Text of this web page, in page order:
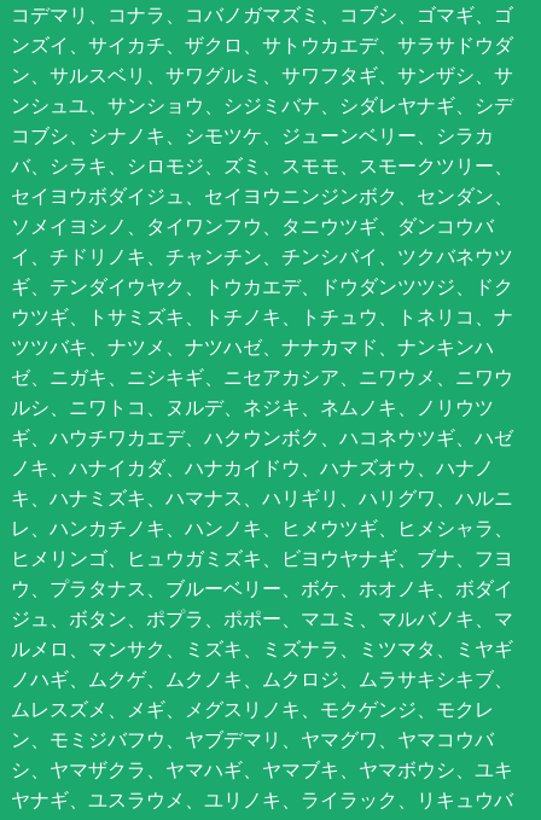
コデマリ、コナラ、コバノガマズミ、コブシ、ゴマギ、ゴ
ンズイ、サイカチ、ザクロ、サトウカエデ、サラサドウダ
ン、サルスベリ、サワグルミ、サワフタギ、サンザシ、サ
ンシュユ、サンショウ、シジミバナ、シダレヤナギ、シデ
コブシ、シナノキ、シモツケ、ジューンベリー、シラカ
バ、シラキ、シロモジ、ズミ、スモモ、スモークツリー、
セイヨウボダイジュ、セイヨウニンジンボク、センダン、
ソメイヨシノ、タイワンフウ、タニウツギ、ダンコウバ
イ、チドリノキ、チャンチン、チンシバイ、ツクバネウツ
ギ、テンダイウヤク、トウカエデ、ドウダンツツジ、ドク
ウツギ、トサミズキ、トチノキ、トチュウ、トネリコ、ナ
ツツバキ、ナツメ、ナツハゼ、ナナカマド、ナンキンハ
ゼ、ニガキ、ニシキギ、ニセアカシア、ニワウメ、ニワウ
ルシ、ニワトコ、ヌルデ、ネジキ、ネムノキ、ノリウツ
ギ、ハウチワカエデ、ハクウンボク、ハコネウツギ、ハゼ
ノキ、ハナイカダ、ハナカイドウ、ハナズオウ、ハナノ
キ、ハナミズキ、ハマナス、ハリギリ、ハリグワ、ハルニ
レ、ハンカチノキ、ハンノキ、ヒメウツギ、ヒメシャラ、
ヒメリンゴ、ヒュウガミズキ、ビヨウヤナギ、ブナ、フヨ
ウ、プラタナス、ブルーベリー、ボケ、ホオノキ、ボダイ
ジュ、ボタン、ポプラ、ポポー、マユミ、マルバノキ、マ
ルメロ、マンサク、ミズキ、ミズナラ、ミツマタ、ミヤギ
ノハギ、ムクゲ、ムクノキ、ムクロジ、ムラサキシキブ、
ムレスズメ、メギ、メグスリノキ、モクゲンジ、モクレ
ン、モミジバフウ、ヤブデマリ、ヤマグワ、ヤマコウバ
シ、ヤマザクラ、ヤマハギ、ヤマブキ、ヤマボウシ、ユキ
ヤナギ、ユスラウメ、ユリノキ、ライラック、リキュウバ